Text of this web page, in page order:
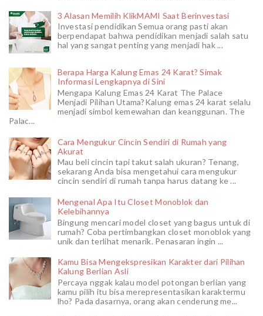
3 Alasan Memilih KlikMAMI Saat Berinvestasi
Investasi pendidikan Semua orang pasti akan
berpendapat bahwa pendidikan menjadi salah satu
hal yang sangat penting yang menjadi hak ...
Berapa Harga Kalung Emas 24 Karat? Simak
Informasi Lengkapnya di Sini
Mengapa Kalung Emas 24 Karat The Palace
Menjadi Pilihan Utama?Kalung emas 24 karat selalu
menjadi simbol kemewahan dan keanggunan. The
Palac...
Cara Mengukur Cincin Sendiri di Rumah yang
Akurat
Mau beli cincin tapi takut salah ukuran? Tenang,
sekarang Anda bisa mengetahui cara mengukur
cincin sendiri di rumah tanpa harus datang ke ...
Mengenal Apa Itu Closet Monoblok dan
Kelebihannya
Bingung mencari model closet yang bagus untuk di
rumah? Coba pertimbangkan closet monoblok yang
unik dan terlihat menarik. Penasaran ingin ...
Kamu Bisa Mengekspresikan Karakter dari Pilihan
Kalung Berlian Asli
Percaya nggak kalau model potongan berlian yang
kamu pilih itu bisa merepresentasikan karaktermu
lho? Pada dasarnya, orang akan cenderung me...